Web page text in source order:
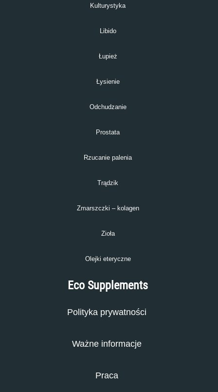
Kulturystyka
Libido
Łupież
Łysienie
Odchudzanie
Prostata
Rzucanie palenia
Trądzik
Zmarszczki – kolagen
Zioła
Olejki eteryczne
Eco Supplements
Polityka prywatności
Ważne informacje
Praca